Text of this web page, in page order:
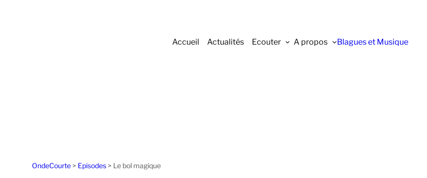
Accueil Actualités Ecouter A propos Blagues et Musique
OndeCourte > Episodes > Le bol magique